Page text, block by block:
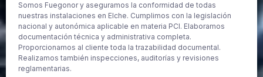
Somos Fuegonor y aseguramos la conformidad de todas
nuestras instalaciones en Elche. Cumplimos con la legislación
nacional y autonómica aplicable en materia PCI. Elaboramos
documentación técnica y administrativa completa.
Proporcionamos al cliente toda la trazabilidad documental.
Realizamos también inspecciones, auditorías y revisiones
reglamentarias.